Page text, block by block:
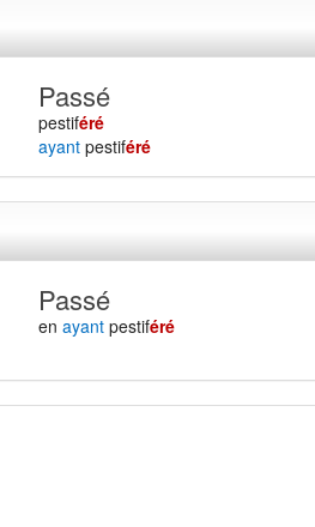
Passé
pestiféré
ayant pestiféré
Passé
enayant pestiféré